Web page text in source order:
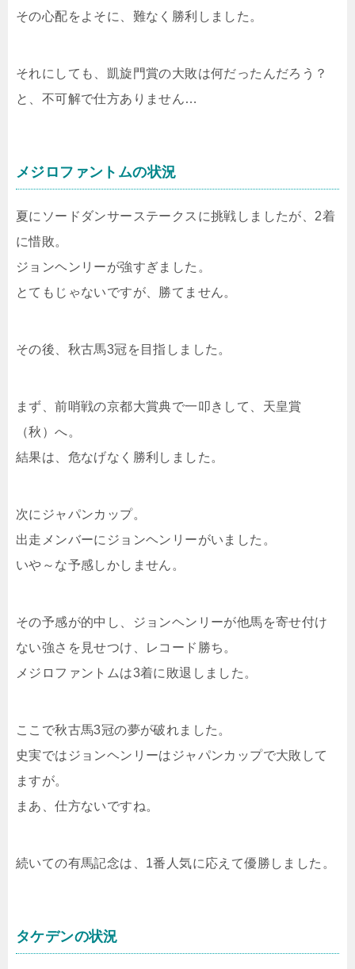
その心配をよそに、難なく勝利しました。
それにしても、凱旋門賞の大敗は何だったんだろう？
と、不可解で仕方ありません…
メジロファントムの状況
夏にソードダンサーステークスに挑戦しましたが、2着
に惜敗。
ジョンヘンリーが強すぎました。
とてもじゃないですが、勝てません。
その後、秋古馬3冠を目指しました。
まず、前哨戦の京都大賞典で一叩きして、天皇賞
（秋）へ。
結果は、危なげなく勝利しました。
次にジャパンカップ。
出走メンバーにジョンヘンリーがいました。
いや～な予感しかしません。
その予感が的中し、ジョンヘンリーが他馬を寄せ付け
ない強さを見せつけ、レコード勝ち。
メジロファントムは3着に敗退しました。
ここで秋古馬3冠の夢が破れました。
史実ではジョンヘンリーはジャパンカップで大敗して
ますが。
まあ、仕方ないですね。
続いての有馬記念は、1番人気に応えて優勝しました。
タケデンの状況